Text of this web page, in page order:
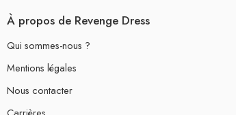
À propos de Revenge Dress
Qui sommes-nous ?
Mentions légales
Nous contacter